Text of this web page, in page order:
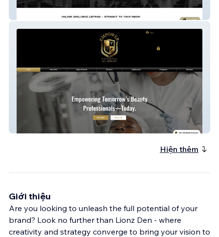
Empower Health & Beauty Academy
Hiện thêm
Giới thiệu
Are you looking to unleash the full potential of your
brand? Look no further than Lionz Den - where
creativity and strategy converge to bring your vision to